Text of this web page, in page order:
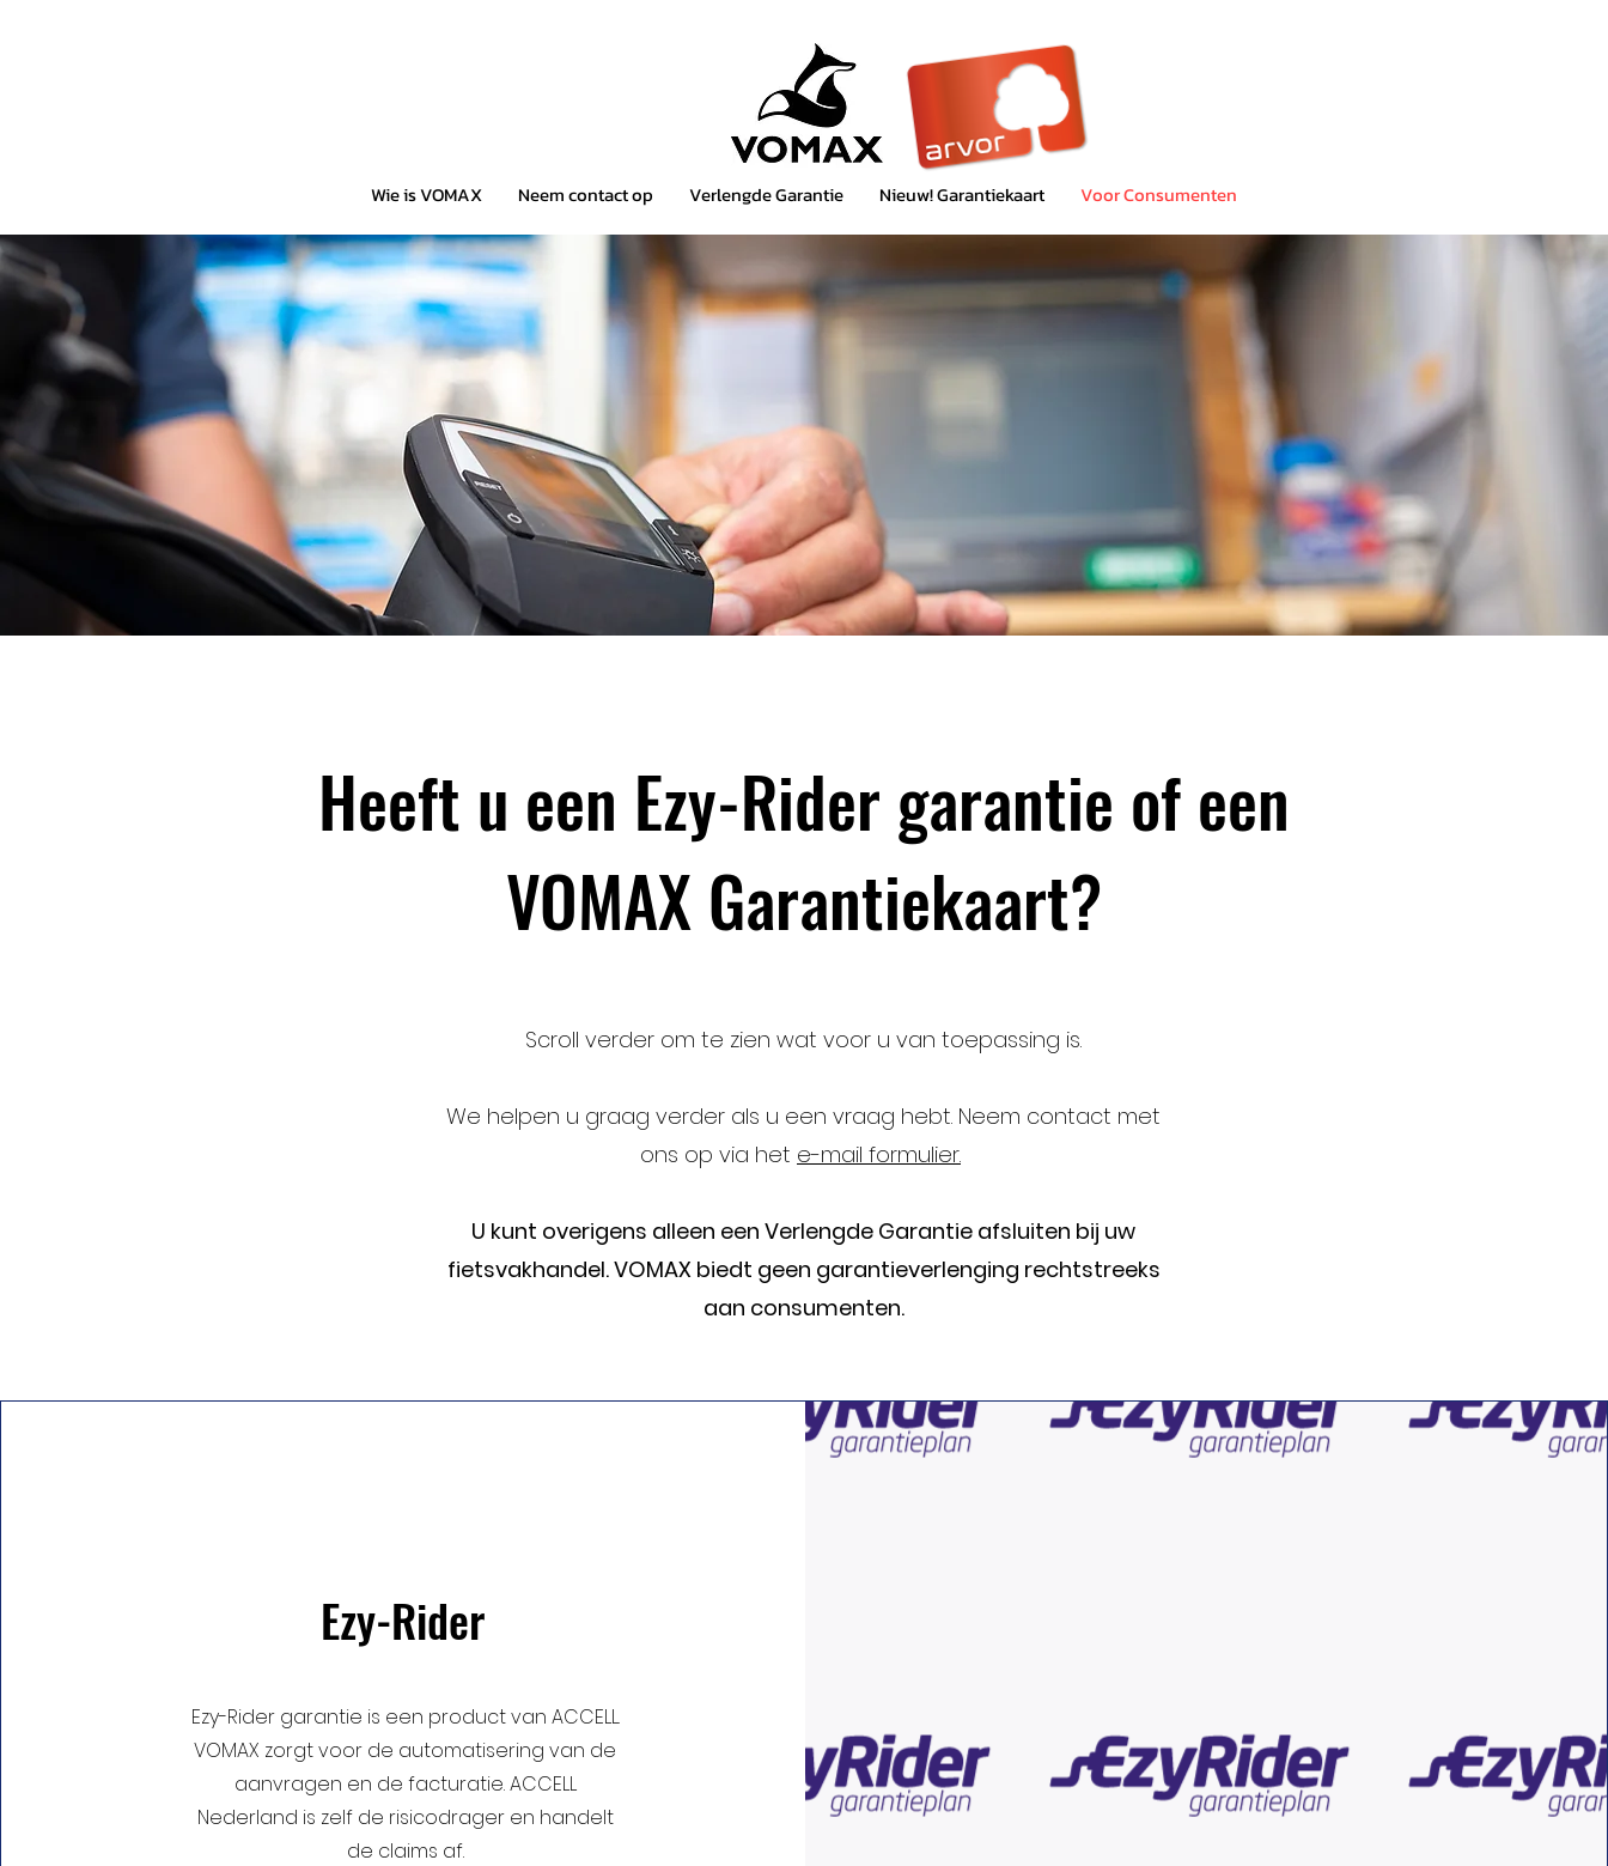
Wie is VOMAX Neem contact op Verlengde Garantie Nieuw! Garantiekaart Voor Consumenten
Heeft u een Ezy-Rider garantie of een
VOMAX Garantiekaart?
Scroll verder om te zien wat voor u van toepassing is.
We helpen u graag verder als u een vraag hebt. Neem contact met
ons op via het e-mail formulier.
U kunt overigens alleen een Verlengde Garantie afsluiten bij uw
fietsvakhandel. VOMAX biedt geen garantieverlenging rechtstreeks
aan consumenten.
Ezy-Rider
Ezy-Rider garantie is een product van ACCELL.
VOMAX zorgt voor de automatisering van de
aanvragen en de facturatie. ACCELL
Nederland is zelf de risicodrager en handelt
de claims af.